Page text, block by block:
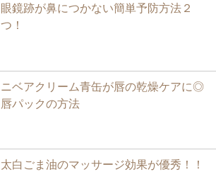
眼鏡跡が鼻につかない簡単予防方法２
つ！
ニベアクリーム青缶が唇の乾燥ケアに◎
唇パックの方法
太白ごま油のマッサージ効果が優秀！！